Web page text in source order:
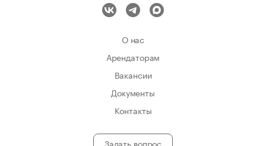
О нас
Арендаторам
Вакансии
Документы
Контакты
Задать вопрос